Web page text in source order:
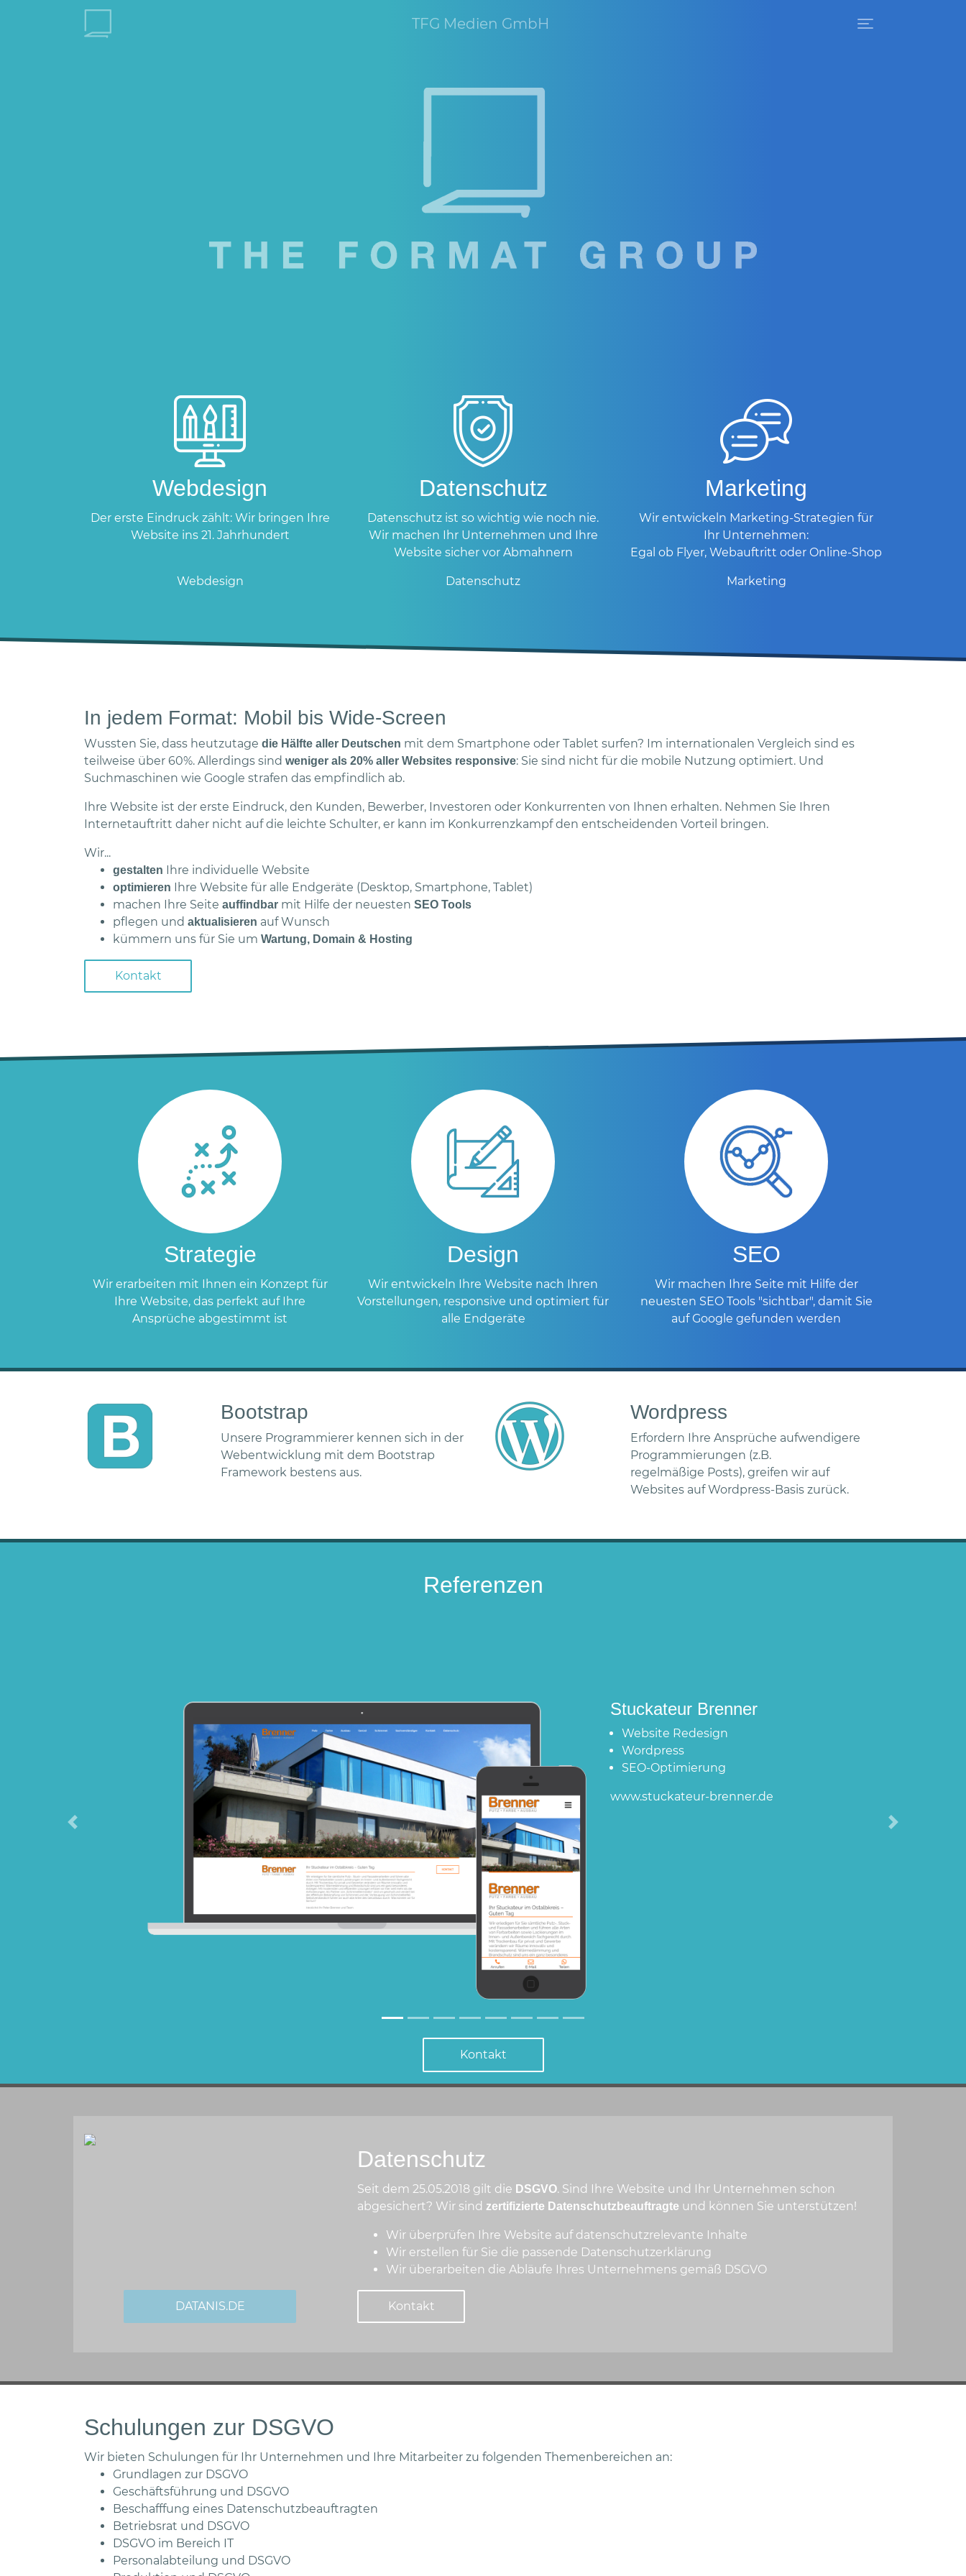
TFG Medien GmbH
Webdesign
Der erste Eindruck zählt: Wir bringen Ihre
Website ins 21. Jahrhundert
Webdesign
Datenschutz
Datenschutz ist so wichtig wie noch nie.
Wir machen Ihr Unternehmen und Ihre
Website sicher vor Abmahnern
Datenschutz
Marketing
Wir entwickeln Marketing-Strategien für
Ihr Unternehmen:
Egal ob Flyer, Webauftritt oder Online-Shop
Marketing
In jedem Format: Mobil bis Wide-Screen
Wussten Sie, dass heutzutage die Hälfte aller Deutschen mit dem Smartphone oder Tablet surfen? Im internationalen Vergleich sind es
teilweise über 60%. Allerdings sind weniger als 20% aller Websites responsive: Sie sind nicht für die mobile Nutzung optimiert. Und
Suchmaschinen wie Google strafen das empfindlich ab.
Ihre Website ist der erste Eindruck, den Kunden, Bewerber, Investoren oder Konkurrenten von Ihnen erhalten. Nehmen Sie Ihren
Internetauftritt daher nicht auf die leichte Schulter, er kann im Konkurrenzkampf den entscheidenden Vorteil bringen.
Wir...
gestalten Ihre individuelle Website
optimieren Ihre Website für alle Endgeräte (Desktop, Smartphone, Tablet)
machen Ihre Seite auffindbar mit Hilfe der neuesten SEO Tools
pflegen und aktualisieren auf Wunsch
kümmern uns für Sie um Wartung, Domain & Hosting
Kontakt
Strategie
Wir erarbeiten mit Ihnen ein Konzept für
Ihre Website, das perfekt auf Ihre
Ansprüche abgestimmt ist
Design
Wir entwickeln Ihre Website nach Ihren
Vorstellungen, responsive und optimiert für
alle Endgeräte
SEO
Wir machen Ihre Seite mit Hilfe der
neuesten SEO Tools "sichtbar", damit Sie
auf Google gefunden werden
Bootstrap
Unsere Programmierer kennen sich in der
Webentwicklung mit dem Bootstrap
Framework bestens aus.
Wordpress
Erfordern Ihre Ansprüche aufwendigere
Programmierungen (z.B.
regelmäßige Posts), greifen wir auf
Websites auf Wordpress-Basis zurück.
Referenzen
Previous Next
Kontakt
Datenschutz
Seit dem 25.05.2018 gilt die DSGVO. Sind Ihre Website und Ihr Unternehmen schon
abgesichert? Wir sind zertifizierte Datenschutzbeauftragte und können Sie unterstützen!
Wir überprüfen Ihre Website auf datenschutzrelevante Inhalte
Wir erstellen für Sie die passende Datenschutzerklärung
Wir überarbeiten die Abläufe Ihres Unternehmens gemäß DSGVO
DATANIS.DE Kontakt
Schulungen zur DSGVO
Wir bieten Schulungen für Ihr Unternehmen und Ihre Mitarbeiter zu folgenden Themenbereichen an:
Grundlagen zur DSGVO
Geschäftsführung und DSGVO
Beschafffung eines Datenschutzbeauftragten
Betriebsrat und DSGVO
DSGVO im Bereich IT
Personalabteilung und DSGVO